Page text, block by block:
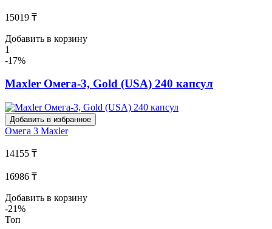
15019 ₸
Добавить в корзину
1
-17%
Maxler Омега-3, Gold (USA) 240 капсул
Добавить в избранное
Омега 3 Maxler
14155 ₸
16986 ₸
Добавить в корзину
-21%
Топ